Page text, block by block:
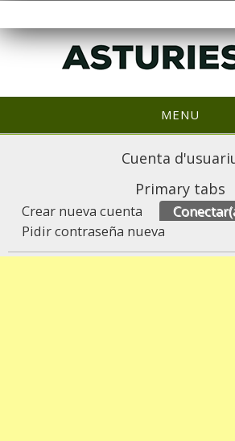
MENU
Cuenta
Primary tabs
Crear nueva cuenta Conectar
Pidir contraseña nueva